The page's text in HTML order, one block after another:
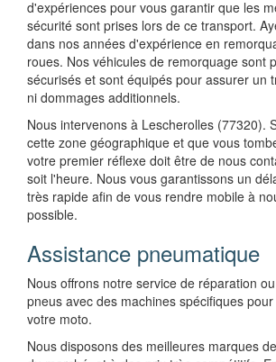
d'expériences pour vous garantir que les
sécurité sont prises lors de ce transport.
dans nos années d'expérience en
roues. Nos véhicules de remorquage sont
sécurisés et sont équipés pour assurer un
ni dommages additionnels.
Nous intervenons à Lescherolles (77320).
cette zone géographique et que vous
votre premier réflexe doit être de nous
soit l'heure. Nous vous garantissons un
très rapide afin de vous rendre mobile à
possible.
Assistance pneumatique
Nous offrons notre service de réparation
pneus avec des machines spécifiques
votre moto.
Nous disposons des meilleures marques